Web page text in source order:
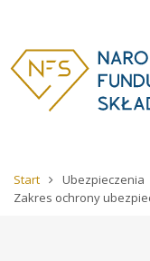
Start Ubezpieczenia
Zakres ochrony